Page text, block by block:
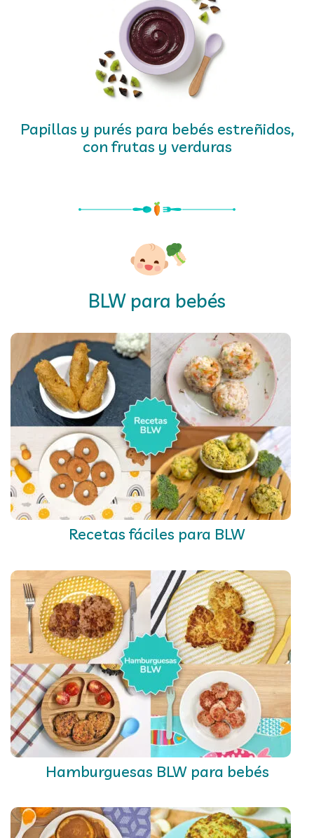
Papillas y purés para bebés estreñidos,
con frutas y verduras
BLW para bebés
Recetas fáciles para BLW
Hamburguesas BLW para bebés